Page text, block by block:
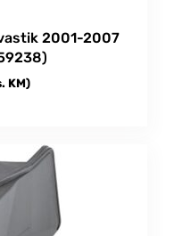
2001-2007
KM)